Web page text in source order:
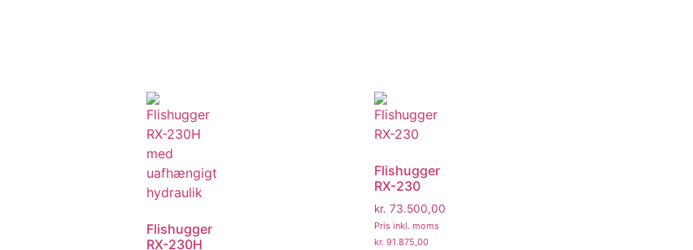
Flishugger
RX-230H
Flishugger
RX-230
kr. 73.500,00
Pris inkl. moms
kr. 91.875,00